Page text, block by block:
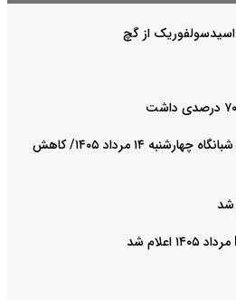
اسیدسولفوریک از گچ
آخرین قیمت دلار، طلا و سکه؛ شبانگاه چهارشنبه ۱۴ مرداد ۱۴۰۵/ کاهش
شد